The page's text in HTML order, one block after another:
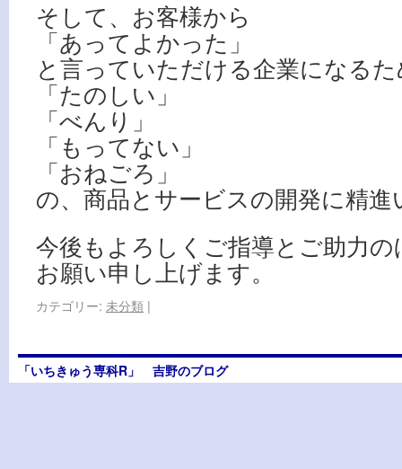
そして、お客様から
「あってよかった」
と言っていただける企業になる
「たのしい」
「べんり」
「もってない」
「おねごろ」
の、商品とサービスの開発に精
今後もよろしくご指導とご助力の
お願い申し上げます。
カテゴリー: 未分類 |
「いちきゅう専科R」 吉野のブログ